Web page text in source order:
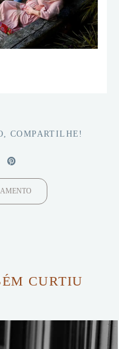
COMPARTILHE!
CURTIU